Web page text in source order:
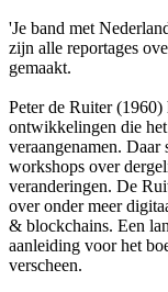
'Je band met
zijn alle reportages
gemaakt.
Peter de Ruiter (1960)
ontwikkelingen die
veraangenamen.
workshops over
veranderingen. De
over onder meer
& blockchains. Een
aanleiding voor het
verscheen.